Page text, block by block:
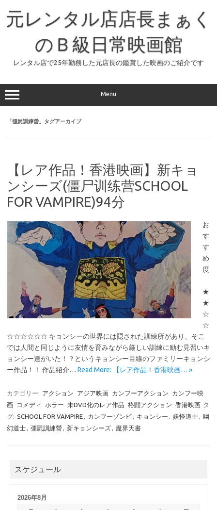
元レンタル店店長まぁく
のＢ級日常映画館
レンタル店で25年勤務した元店長の鑑賞した映画のご紹介です
Menu
「彊屍訓練營 」タグアーカイブ
【レア作品！香港映画】新キョ
ンシーズ(僵尸训练营SCHOOL
FOR VAMPIRE)94分
お
す
す
め
度
★
★
☆
☆
☆☆☆☆☆☆ キョンシーの世界には隠された訓練所があり、そこ
では人間と同じように友情を育みながら厳しい訓練に励む見習いキ
ョンシー達がいた！？というキョンシー目線のファミリーキョンシ
ー作品！！ 作品紹介… Read More: 【レア作品！香港映画… »
カテゴリー: アクション アジア映画 カンフーアクション
カンフー映
画
コメディ ホラー 未DVD化のレア作品 格闘アクション 香港映画 タ
グ: SCHOOL FOR VAMPIRE, カンフーゾンビ, キョンシー , 妖怪道士, 幽
幻道士, 彊屍訓練營, 新キョンシーズ, 魔界天書
スケジュール
2026年8月